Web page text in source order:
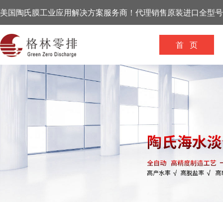
美国陶氏膜工业应用解决方案服务商！代理销售原装进口全型
首 页